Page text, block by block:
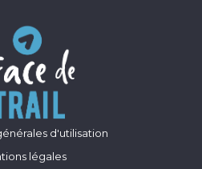
d'utilisation
légales